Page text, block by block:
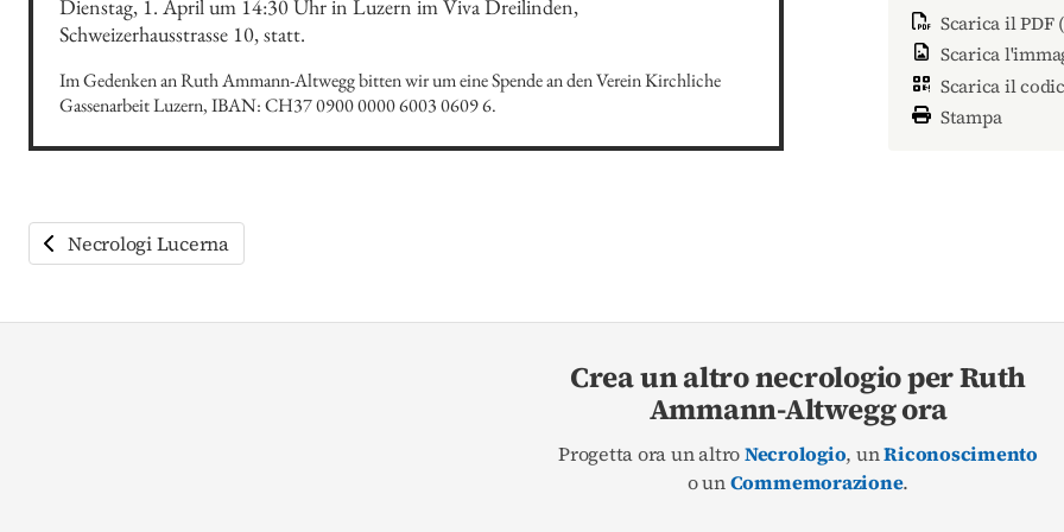
Dienstag, 1. April um 14:30 Uhr in Luzern im Viva Dreilinden,
Schweizerhausstrasse 10, statt.
Im Gedenken an Ruth Ammann-Altwegg bitten wir um eine Spende an den Verein Kirchliche
Gassenarbeit Luzern, IBAN: CH37 0900 0000 6003 0609 6.
Scarica il PDF
Scarica
Scarica il
Stampa
Necrologi Lucerna
Crea un altro necrologio per Ruth
Ammann-Altwegg ora
Progetta ora un altroNecrologio, unRiconoscimento
o unCommemorazione.